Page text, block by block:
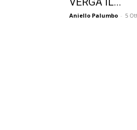
Aniello Palumbo - 5